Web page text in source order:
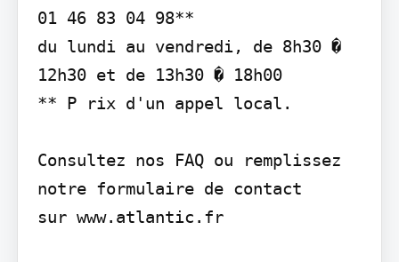
01 46 83 04 98**
du lundi au vendredi, de 8h30 �
12h30 et de 13h30 � 18h00
** P rix d'un appel local.
Consultez nos FAQ ou remplissez
notre formulaire de contact
sur www.atlantic.fr